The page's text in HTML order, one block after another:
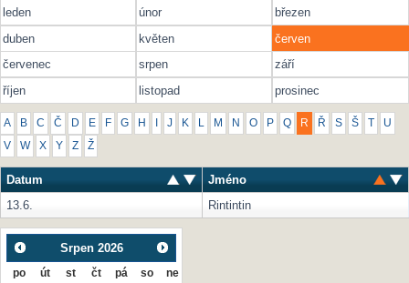
leden únor
březen
duben
květen
červen
červenec
srpen
září
říjen
listopad prosinec
A B C Č D E F G H J K L M N O P Q R Ř S Š U
V W X Y Z Ž
Datum
Jméno
13.6.
Rintintin
Srpen 2026
po út st čt pá so ne